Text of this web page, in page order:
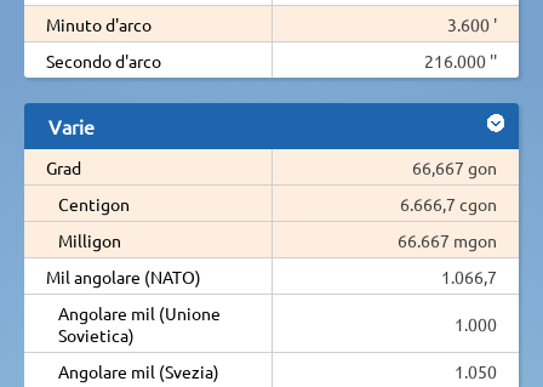
Minuto d'arco
3.600 '
Secondo d'arco
216.000 ''
Varie
Grad
66,667 gon
Centigon
6.666,7 cgon
Milligon
66.667 mgon
Mil angolare (NATO)
1.066,7
Angolare mil (Unione
Sovietica)
1.000
Angolare mil (Svezia)
1.050